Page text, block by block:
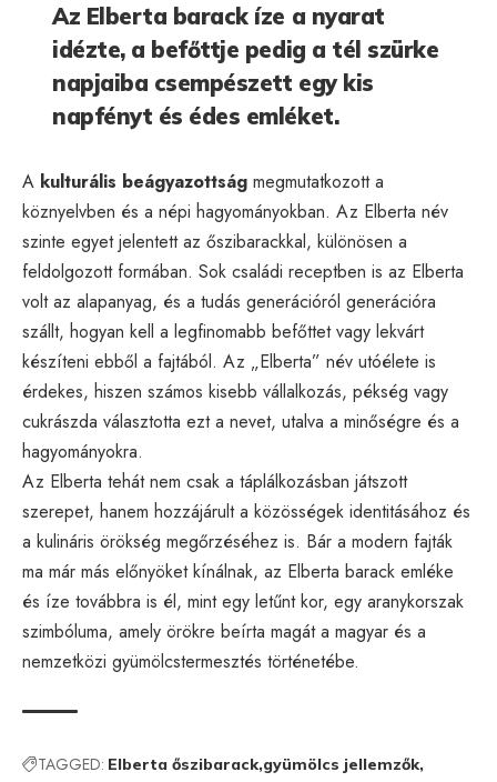
Az Elberta barack íze a nyarat
idézte, a befőttje pedig a tél szürke
napjaiba csempészett egy kis
napfényt és édes emléket.
A kulturális beágyazottság megmutatkozott a
köznyelvben és a népi hagyományokban. Az Elberta név
szinte egyet jelentett az őszibarackkal, különösen a
feldolgozott formában. Sok családi receptben is az Elberta
volt az alapanyag, és a tudás generációról generációra
szállt, hogyan kell a legfinomabb befőttet vagy lekvárt
készíteni ebből a fajtából. Az „Elberta” név utóélete is
érdekes, hiszen számos kisebb vállalkozás, pékség vagy
cukrászda választotta ezt a nevet, utalva a minőségre és a
hagyományokra.
Az Elberta tehát nem csak a táplálkozásban játszott
szerepet, hanem hozzájárult a közösségek identitásához és
a kulináris örökség megőrzéséhez is. Bár a modern fajták
ma már más előnyöket kínálnak, az Elberta barack emléke
és íze továbbra is él, mint egy letűnt kor, egy aranykorszak
szimbóluma, amely örökre beírta magát a magyar és a
nemzetközi gyümölcstermesztés történetébe.
TAGGED: Elberta őszibarack gyümölcs jellemzők